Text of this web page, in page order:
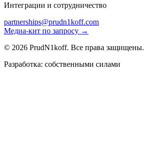
Интеграции и сотрудничество
partnerships@prudn1koff.com
Медиа-кит по запросу →
© 2026 PrudN1koff. Все права защищены.
Разработка: собственными силами